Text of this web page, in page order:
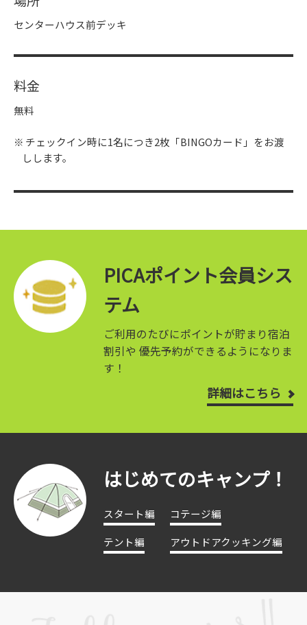
センターハウス前デッキ
料金
無料
チェックイン時に1名につき2枚「BINGOカード」をお渡
しします。
PICAポイント会員シス
テム
ご利用のたびにポイントが貯まり宿泊
割引や 優先予約ができるようになりま
す！
詳細はこちら
はじめてのキャンプ！
スタート編
コテージ編
テント編
アウトドアクッキング編